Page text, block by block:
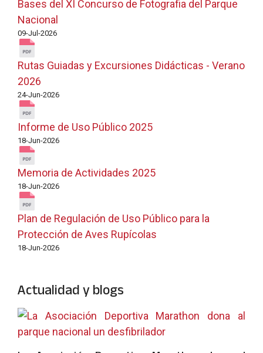
Bases del XI Concurso de Fotografia del Parque
Nacional
09-Jul-2026
Rutas Guiadas y Excursiones Didácticas - Verano
2026
24-Jun-2026
Informe de Uso Público 2025
18-Jun-2026
Memoria de Actividades 2025
18-Jun-2026
Plan de Regulación de Uso Público para la
Protección de Aves Rupícolas
18-Jun-2026
Actualidad y blogs